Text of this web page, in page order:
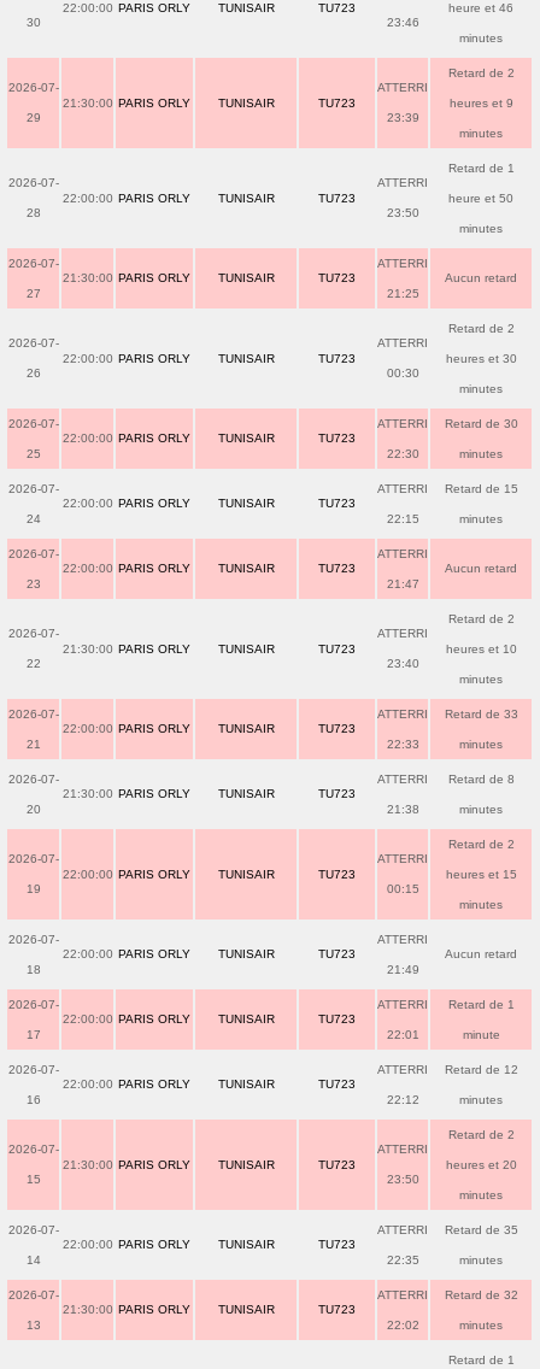
30
22:00:00 PARIS ORLY TUNISAIR TU723
23:46
heure et 46
minutes
2026-07-
29
21:30:00 PARIS ORLY TUNISAIR TU723
ATTERRI
23:39
Retard de 2
heures et 9
minutes
2026-07-
28
22:00:00 PARIS ORLY TUNISAIR TU723
ATTERRI
23:50
Retard de 1
heure et 50
minutes
2026-07-
27
21:30:00 PARIS ORLY TUNISAIR TU723
ATTERRI
21:25
Aucun retard
2026-07-
26
22:00:00 PARIS ORLY TUNISAIR TU723
ATTERRI
00:30
Retard de 2
heures et 30
minutes
2026-07-
25
22:00:00 PARIS ORLY TUNISAIR TU723
ATTERRI
22:30
Retard de 30
minutes
2026-07-
24
22:00:00 PARIS ORLY TUNISAIR TU723
ATTERRI
22:15
Retard de 15
minutes
2026-07-
23
22:00:00 PARIS ORLY TUNISAIR TU723
ATTERRI
21:47
Aucun retard
2026-07-
22
21:30:00 PARIS ORLY TUNISAIR TU723
ATTERRI
23:40
Retard de 2
heures et 10
minutes
2026-07-
21
22:00:00 PARIS ORLY TUNISAIR TU723
ATTERRI
22:33
Retard de 33
minutes
2026-07-
20
21:30:00 PARIS ORLY TUNISAIR TU723
ATTERRI
21:38
Retard de 8
minutes
2026-07-
19
22:00:00 PARIS ORLY TUNISAIR TU723
ATTERRI
00:15
Retard de 2
heures et 15
minutes
2026-07-
18
22:00:00 PARIS ORLY TUNISAIR TU723
ATTERRI
21:49
Aucun retard
2026-07-
17
22:00:00 PARIS ORLY TUNISAIR TU723
ATTERRI
22:01
Retard de 1
minute
2026-07-
16
22:00:00 PARIS ORLY TUNISAIR TU723
ATTERRI
22:12
Retard de 12
minutes
2026-07-
15
21:30:00 PARIS ORLY TUNISAIR TU723
ATTERRI
23:50
Retard de 2
heures et 20
minutes
2026-07-
14
22:00:00 PARIS ORLY TUNISAIR TU723
ATTERRI
22:35
Retard de 35
minutes
2026-07-
13
21:30:00 PARIS ORLY TUNISAIR TU723
ATTERRI
22:02
Retard de 32
minutes
Retard de 1